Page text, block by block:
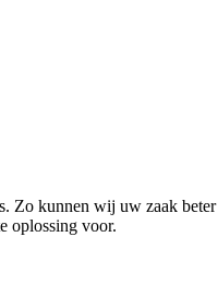
kunnen wij uw zaak
oplossing voor.